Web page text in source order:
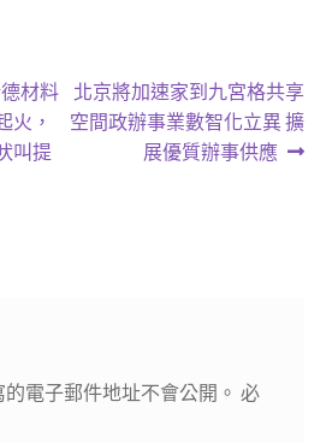
材料
火，
叫提
下
一
北京將加速家到九宮格共享
空間政辦事業數智化立異 擴
展優質辦事供應
電子郵件地址不會公開。 必